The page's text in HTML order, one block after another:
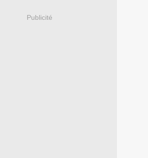
Publicité